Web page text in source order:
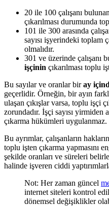
20 ile 100 çalışanı
çıkarılması durumunda
101 ile 300 arasında
sayısı işyerindeki toplam
olmalıdır.
301 ve üzerinde çalışanı
işçinin çıkarılması toplu
Bu sayılar ve oranlar biray
geçerlidir. Örneğin, bir ayın
ulaşan çıkışlar varsa, toplu işçi
zorundadır. İşçi sayısı
çıkarma hükümleri uygulanmaz.
Bu ayrımlar, çalışanların
toplu işten çıkarma yapmasını
şekilde oranları ve süreleri
halinde işveren ciddi
Not: Her zaman güncel
internet siteleri kontrol
dönemsel değişiklikler